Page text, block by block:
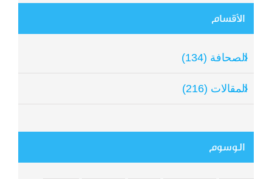
الأقسام
الصحافة (134)
المقالات (216)
الوسوم